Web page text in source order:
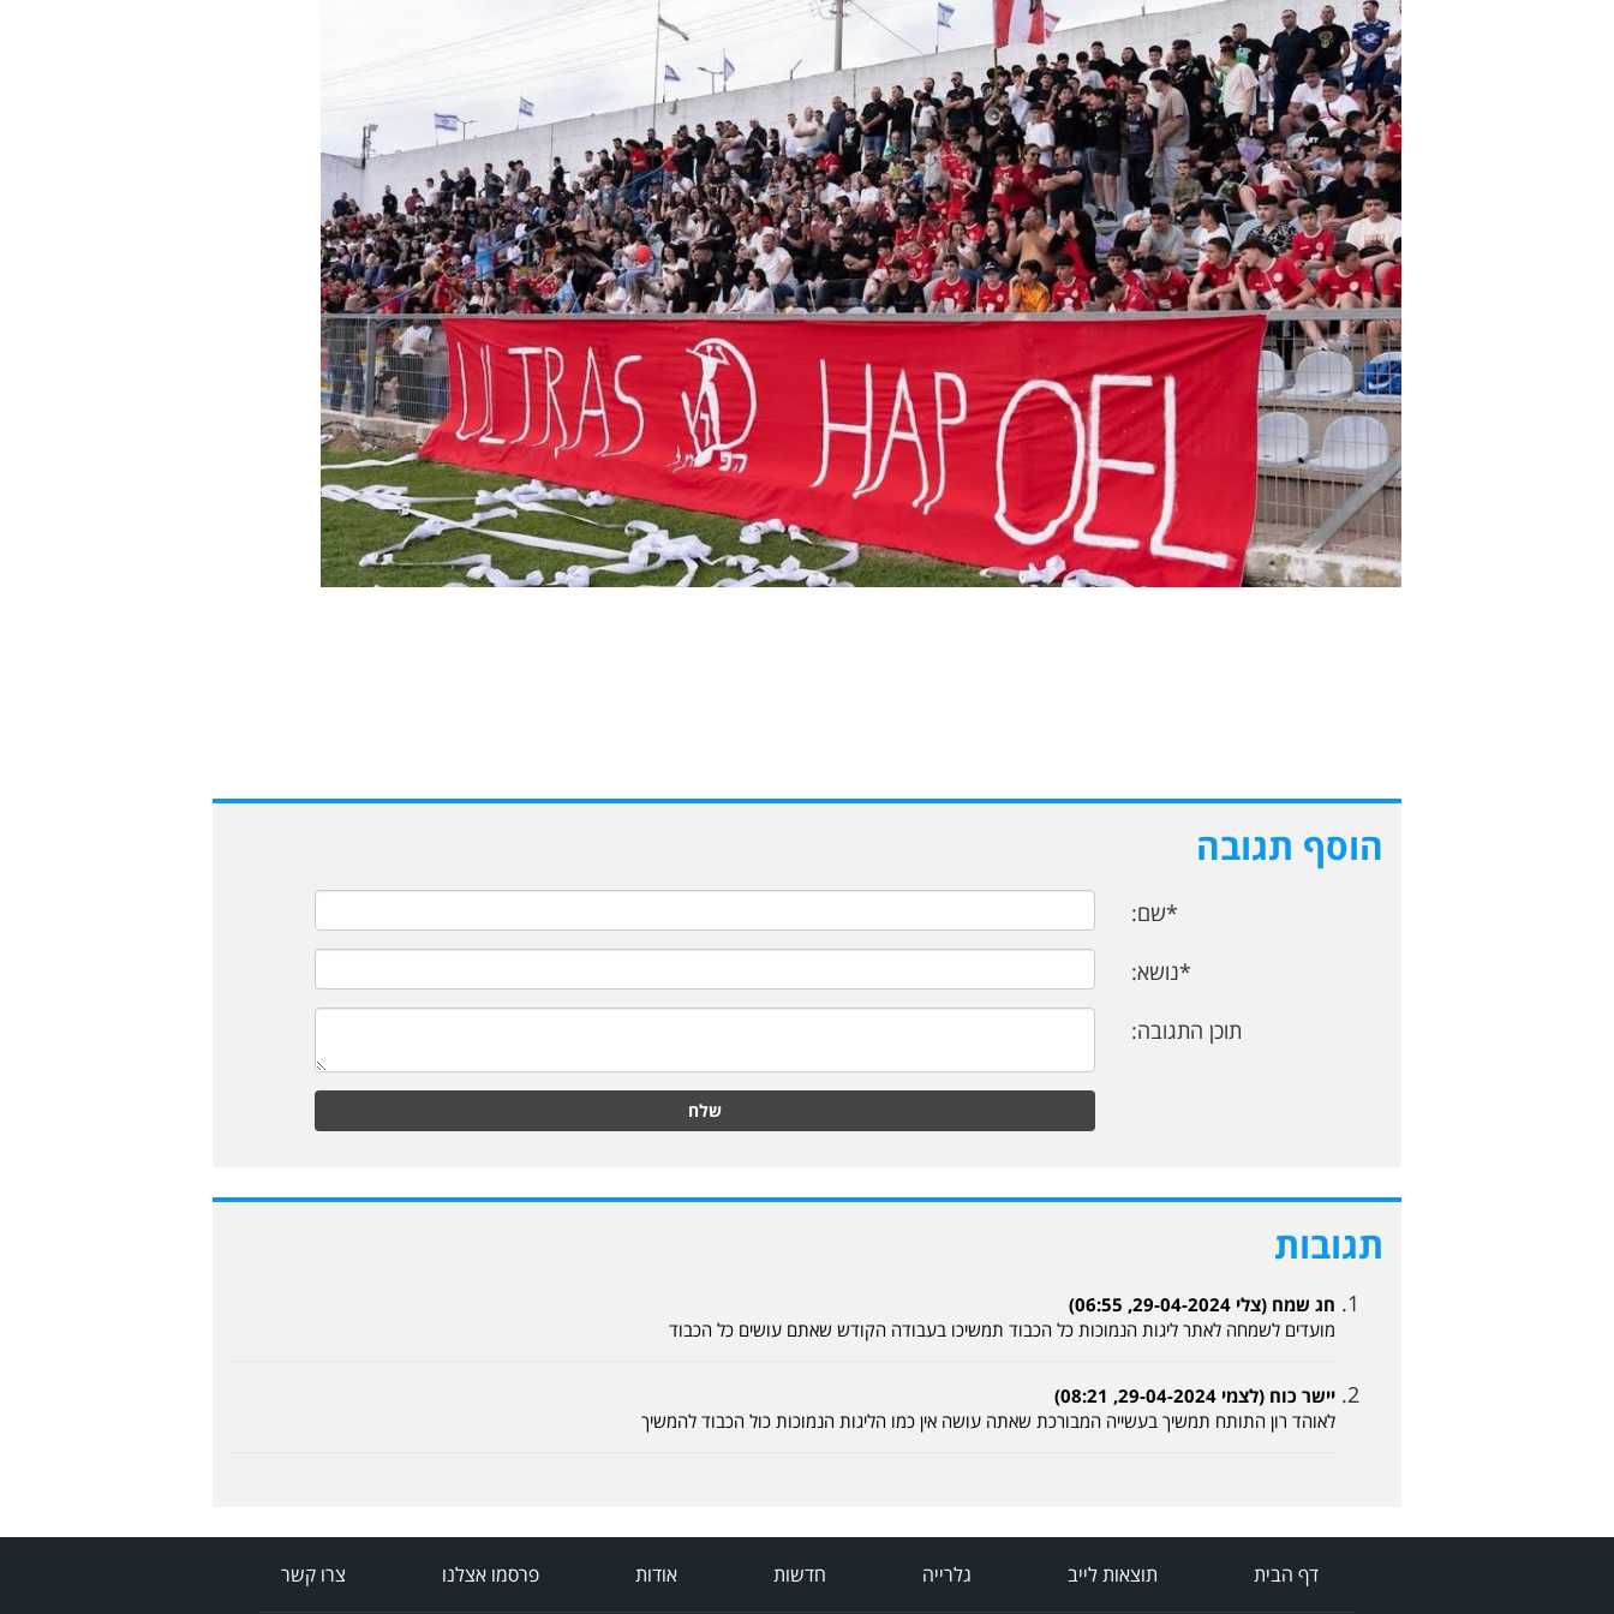
הוסף תגובה
*שם:
*נושא:
תוכן התגובה:
שלח
תגובות
חג שמח (צלי 29-04-2024, 06:55)
מועדים לשמחה לאתר ליגות הנמוכות כל הכבוד תמשיכו בעבודה הקודש שאתם עושים כל הכבוד
יישר כוח (לצמי 29-04-2024, 08:21)
לאוהד רון התותח תמשיך בעשייה המבורכת שאתה עושה אין כמו הליגות הנמוכות כול הכבוד להמשיך
דף הבית תוצאות לייב גלרייה חדשות אודות פרסמו אצלנו צרו קשר